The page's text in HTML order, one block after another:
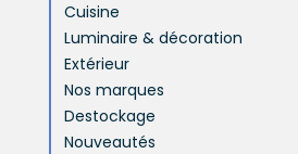
Cuisine
Luminaire & décoration
Extérieur
Nos marques
Destockage
Nouveautés